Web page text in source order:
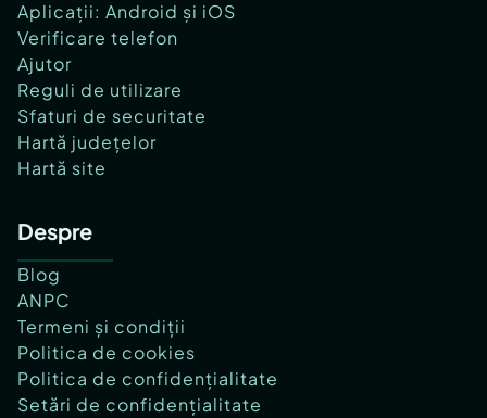
Aplicații: Android și iOS
Verificare telefon
Ajutor
Reguli de utilizare
Sfaturi de securitate
Hartă județelor
Hartă site
Despre
Blog
ANPC
Termeni și condiții
Politica de cookies
Politica de confidențialitate
Setări de confidențialitate